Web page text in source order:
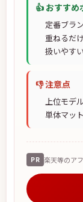
👍 おすすめ
定番ブラ
重ねるだ
扱いやす
👎 注意点
上位モデ
単体マッ
PR 楽天等のア